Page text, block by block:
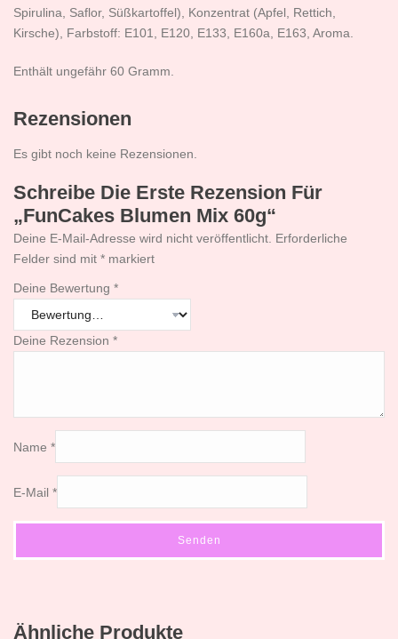
Spirulina, Saflor, Süßkartoffel), Konzentrat (Apfel, Rettich,
Kirsche), Farbstoff: E101, E120, E133, E160a, E163, Aroma.
Enthält ungefähr 60 Gramm.
Rezensionen
Es gibt noch keine Rezensionen.
Schreibe Die Erste Rezension Für
„FunCakes Blumen Mix 60g“
Deine E-Mail-Adresse wird nicht veröffentlicht. Erforderliche
Felder sind mit * markiert
Deine Bewertung *
Deine Rezension *
Name *
E-Mail *
Ähnliche Produkte